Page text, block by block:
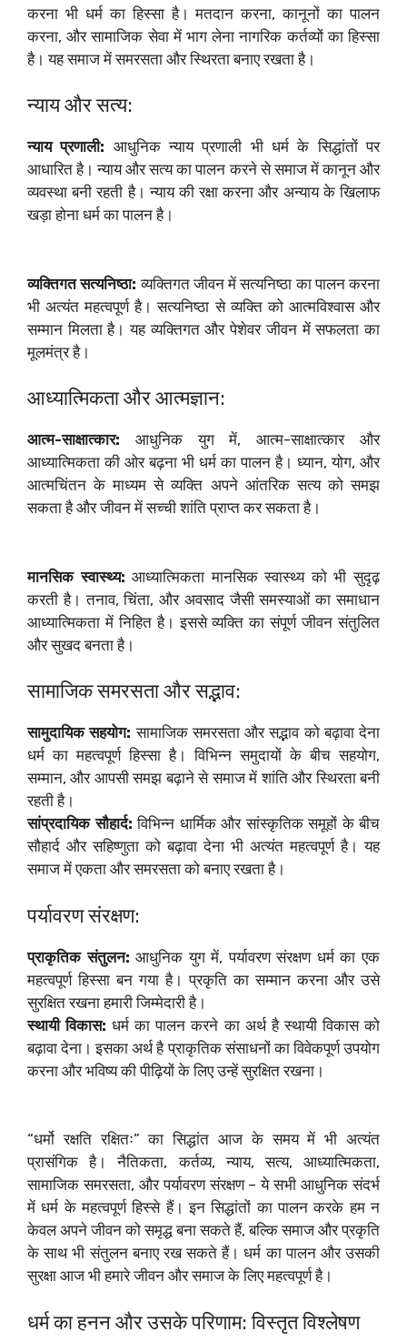
करना भी धर्म का हिस्सा है। मतदान करना, कानूनों का पालन
करना, और सामाजिक सेवा में भाग लेना नागरिक कर्तव्यों का हिस्सा
है। यह समाज में समरसता और स्थिरता बनाए रखता है।
न्याय और सत्य:
न्याय प्रणाली: आधुनिक न्याय प्रणाली भी धर्म के सिद्धांतों पर
आधारित है। न्याय और सत्य का पालन करने से समाज में कानून और
व्यवस्था बनी रहती है। न्याय की रक्षा करना और अन्याय के खिलाफ
खड़ा होना धर्म का पालन है।
व्यक्तिगत सत्यनिष्ठा: व्यक्तिगत जीवन में सत्यनिष्ठा का पालन करना
भी अत्यंत महत्वपूर्ण है। सत्यनिष्ठा से व्यक्ति को आत्मविश्वास और
सम्मान मिलता है। यह व्यक्तिगत और पेशेवर जीवन में सफलता का
मूलमंत्र है।
आध्यात्मिकता और आत्मज्ञान:
आत्म-साक्षात्कार: आधुनिक युग में, आत्म-साक्षात्कार और
आध्यात्मिकता की ओर बढ़ना भी धर्म का पालन है। ध्यान, योग, और
आत्मचिंतन के माध्यम से व्यक्ति अपने आंतरिक सत्य को समझ
सकता है और जीवन में सच्ची शांति प्राप्त कर सकता है।
मानसिक स्वास्थ्य: आध्यात्मिकता मानसिक स्वास्थ्य को भी सुदृढ़
करती है। तनाव, चिंता, और अवसाद जैसी समस्याओं का समाधान
आध्यात्मिकता में निहित है। इससे व्यक्ति का संपूर्ण जीवन संतुलित
और सुखद बनता है।
सामाजिक समरसता और सद्भाव:
सामुदायिक सहयोग: सामाजिक समरसता और सद्भाव को बढ़ावा देना
धर्म का महत्वपूर्ण हिस्सा है। विभिन्न समुदायों के बीच सहयोग,
सम्मान, और आपसी समझ बढ़ाने से समाज में शांति और स्थिरता बनी
रहती है।
सांप्रदायिक सौहार्द: विभिन्न धार्मिक और सांस्कृतिक समूहों के बीच
सौहार्द और सहिष्णुता को बढ़ावा देना भी अत्यंत महत्वपूर्ण है। यह
समाज में एकता और समरसता को बनाए रखता है।
पर्यावरण संरक्षण:
प्राकृतिक संतुलन: आधुनिक युग में, पर्यावरण संरक्षण धर्म का एक
महत्वपूर्ण हिस्सा बन गया है। प्रकृति का सम्मान करना और उसे
सुरक्षित रखना हमारी जिम्मेदारी है।
स्थायी विकास: धर्म का पालन करने का अर्थ है स्थायी विकास को
बढ़ावा देना। इसका अर्थ है प्राकृतिक संसाधनों का विवेकपूर्ण उपयोग
करना और भविष्य की पीढ़ियों के लिए उन्हें सुरक्षित रखना।
“धर्मो रक्षति रक्षितः” का सिद्धांत आज के समय में भी अत्यंत
प्रासंगिक है। नैतिकता, कर्तव्य, न्याय, सत्य, आध्यात्मिकता,
सामाजिक समरसता, और पर्यावरण संरक्षण – ये सभी आधुनिक संदर्भ
में धर्म के महत्वपूर्ण हिस्से हैं। इन सिद्धांतों का पालन करके हम न
केवल अपने जीवन को समृद्ध बना सकते हैं, बल्कि समाज और प्रकृति
के साथ भी संतुलन बनाए रख सकते हैं। धर्म का पालन और उसकी
सुरक्षा आज भी हमारे जीवन और समाज के लिए महत्वपूर्ण है।
धर्म का हनन और उसके परिणाम: विस्तृत विश्लेषण